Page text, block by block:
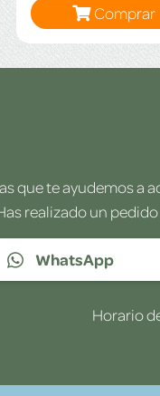
Comprar
que te ayudemos a
realizado un
WhatsApp
Horario